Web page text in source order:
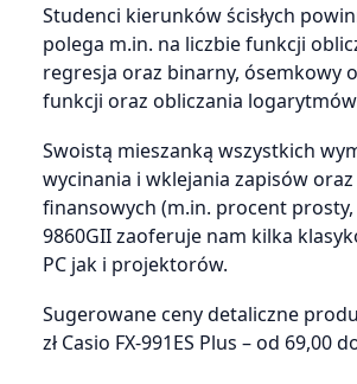
Studenci kierunków ścisłych
polega m.in. na liczbie funkcji
regresja oraz binarny, ósemkowy
funkcji oraz obliczania
Swoistą mieszanką wszystkich
wycinania i wklejania zapisów
finansowych (m.in. procent prosty,
9860GII zaoferuje nam kilka
PC jak i projektorów.
Sugerowane ceny detaliczne
zł Casio FX-991ES Plus – od 69,00